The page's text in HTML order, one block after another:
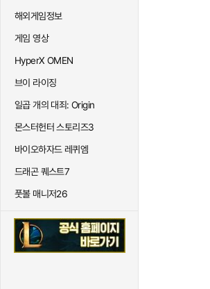
해외게임정보
게임 영상
HyperX OMEN
브이 라이징
일곱 개의 대죄: Origin
몬스터헌터 스토리즈3
바이오하자드 레퀴엠
드래곤 퀘스트7
풋볼 매니저26